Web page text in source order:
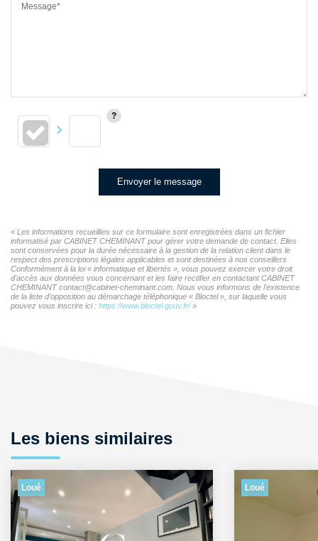
Message*
Envoyer le message
« Les informations recueillies sur ce formulaire sont enregistrées dans un fichier
informatisé par CABINET CHEMINANT pour gérer votre demande de contact. Elles
sont conservées pour la durée nécessaire à la gestion de la relation client dans le
respect des prescriptions légales applicables et sont destinées à nos conseillers
Conformément à la loi « informatique et libertés », vous pouvez exercer votre droit
d'accès aux données vous concernant et les faire rectifier en contactant CABINET
CHEMINANT contact@cabinet-cheminant.com. Nous vous informons de l'existence
de la liste d'opposition au démarchage téléphonique « Bloctel », sur laquelle vous
pouvez vous inscrire ici : https://www.bloctel.gouv.fr/»
Les biens similaires
Loué Loué